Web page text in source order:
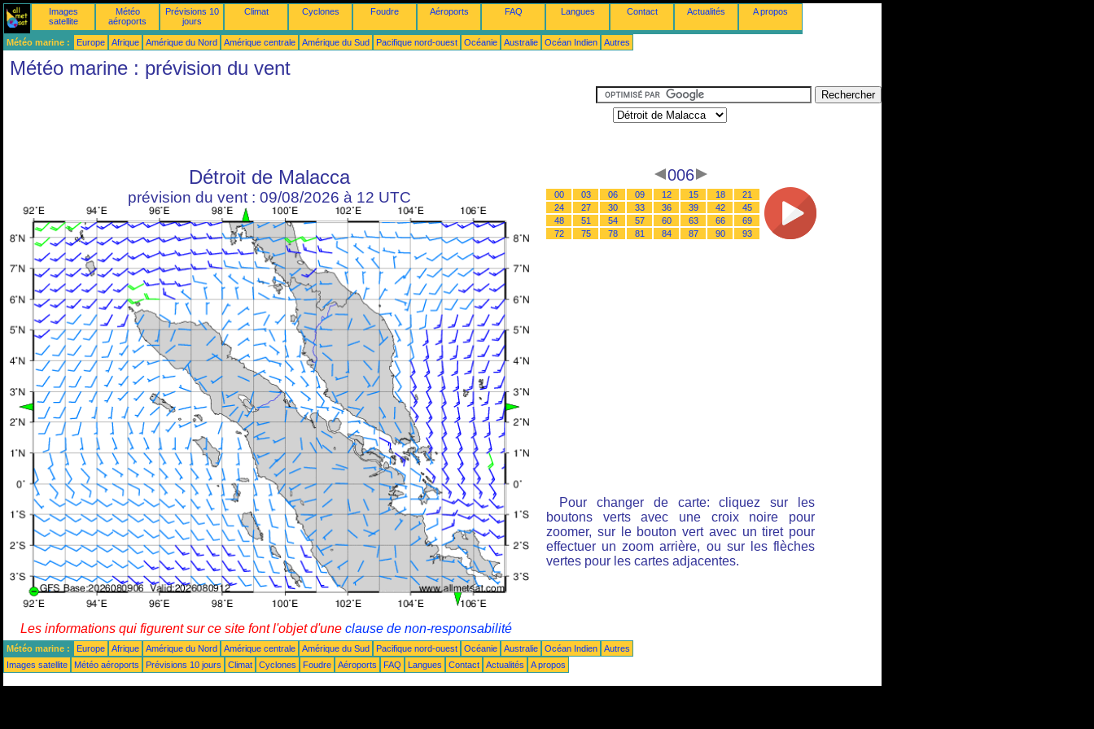
Images
satellite
Météo
aéroports
Prévisions 10
jours
Climat Cyclones Foudre Aéroports FAQ Langues Contact Actualités A propos
Météo marine : Europe Afrique Amérique du Nord Amérique centrale Amérique du Sud Pacifique nord-ouest Océanie Australie Océan Indien Autres
Météo marine : prévision du vent
Détroit de Malacca
prévision du vent : 09/08/2026 à 12 UTC
006
00 03 06 09 12 15 18
21
24
27 30 33 36 39 42
45
48
51 54 57 60 63 66
69
72
75 78 81 84 87 90 93
Pour changer de carte: cliquez sur les
boutons verts avec une croix noire pour
zoomer, sur le bouton vert avec un tiret pour
effectuer un zoom arrière, ou sur les flèches
vertes pour les cartes adjacentes.
Les informations qui figurent sur ce site font l'objet d'une clause de non-responsabilité
Météo marine : Europe Afrique Amérique du Nord Amérique centrale Amérique du Sud Pacifique nord-ouest Océanie Australie Océan Indien
Autres
Images satellite
Météo aéroports Prévisions 10 jours Climat Cyclones Foudre Aéroports FAQ Langues Contact Actualités A propos